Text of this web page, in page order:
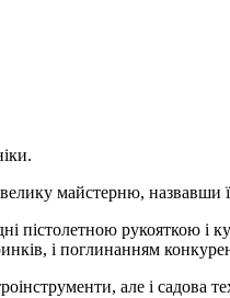
майстерню, назвавши
пістолетною рукояткою і
і поглинанням
але і садова